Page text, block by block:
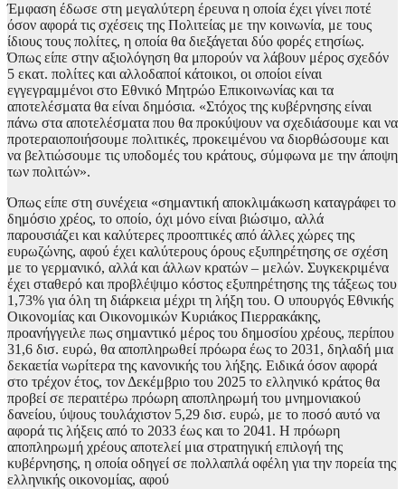
Έμφαση έδωσε στη μεγαλύτερη έρευνα η οποία έχει γίνει ποτέ
όσον αφορά τις σχέσεις της Πολιτείας με την κοινωνία, με τους
ίδιους τους πολίτες, η οποία θα διεξάγεται δύο φορές ετησίως.
Όπως είπε στην αξιολόγηση θα μπορούν να λάβουν μέρος σχεδόν
5 εκατ. πολίτες και αλλοδαποί κάτοικοι, οι οποίοι είναι
εγγεγραμμένοι στο Εθνικό Μητρώο Επικοινωνίας και τα
αποτελέσματα θα είναι δημόσια. «Στόχος της κυβέρνησης είναι
πάνω στα αποτελέσματα που θα προκύψουν να σχεδιάσουμε και να
προτεραιοποιήσουμε πολιτικές, προκειμένου να διορθώσουμε και
να βελτιώσουμε τις υποδομές του κράτους, σύμφωνα με την άποψη
των πολιτών».
Όπως είπε στη συνέχεια «σημαντική αποκλιμάκωση καταγράφει το
δημόσιο χρέος, το οποίο, όχι μόνο είναι βιώσιμο, αλλά
παρουσιάζει και καλύτερες προοπτικές από άλλες χώρες της
ευρωζώνης, αφού έχει καλύτερους όρους εξυπηρέτησης σε σχέση
με το γερμανικό, αλλά και άλλων κρατών – μελών. Συγκεκριμένα
έχει σταθερό και προβλέψιμο κόστος εξυπηρέτησης της τάξεως του
1,73% για όλη τη διάρκεια μέχρι τη λήξη του. Ο υπουργός Εθνικής
Οικονομίας και Οικονομικών Κυριάκος Πιερρακάκης,
προανήγγειλε πως σημαντικό μέρος του δημοσίου χρέους, περίπου
31,6 δισ. ευρώ, θα αποπληρωθεί πρόωρα έως το 2031, δηλαδή μια
δεκαετία νωρίτερα της κανονικής του λήξης. Ειδικά όσον αφορά
στο τρέχον έτος, τον Δεκέμβριο του 2025 το ελληνικό κράτος θα
προβεί σε περαιτέρω πρόωρη αποπληρωμή του μνημονιακού
δανείου, ύψους τουλάχιστον 5,29 δισ. ευρώ, με το ποσό αυτό να
αφορά τις λήξεις από το 2033 έως και το 2041. Η πρόωρη
αποπληρωμή χρέους αποτελεί μια στρατηγική επιλογή της
κυβέρνησης, η οποία οδηγεί σε πολλαπλά οφέλη για την πορεία της
ελληνικής οικονομίας, αφού